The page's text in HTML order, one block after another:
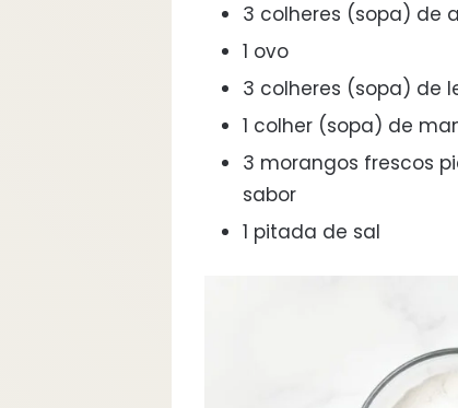
3 colheres (sopa) de
1 ovo
3 colheres (sopa) de
1 colher (sopa) de
3 morangos frescos
sabor
1 pitada de sal